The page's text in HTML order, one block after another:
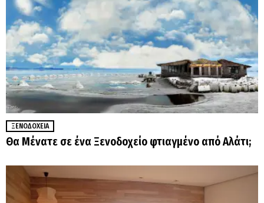
ΞΕΝΟΔΟΧΕΊΑ
Θα Μένατε σε ένα Ξενοδοχείο φτιαγμένο από Αλάτι;